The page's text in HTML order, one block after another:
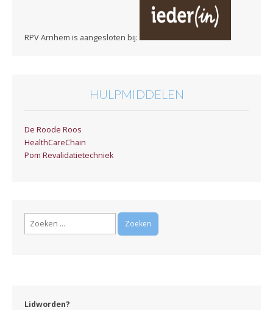
RPV Arnhem is aangesloten bij:
HULPMIDDELEN
De Roode Roos
HealthCareChain
Pom Revalidatietechniek
Zoeken
Lidworden?